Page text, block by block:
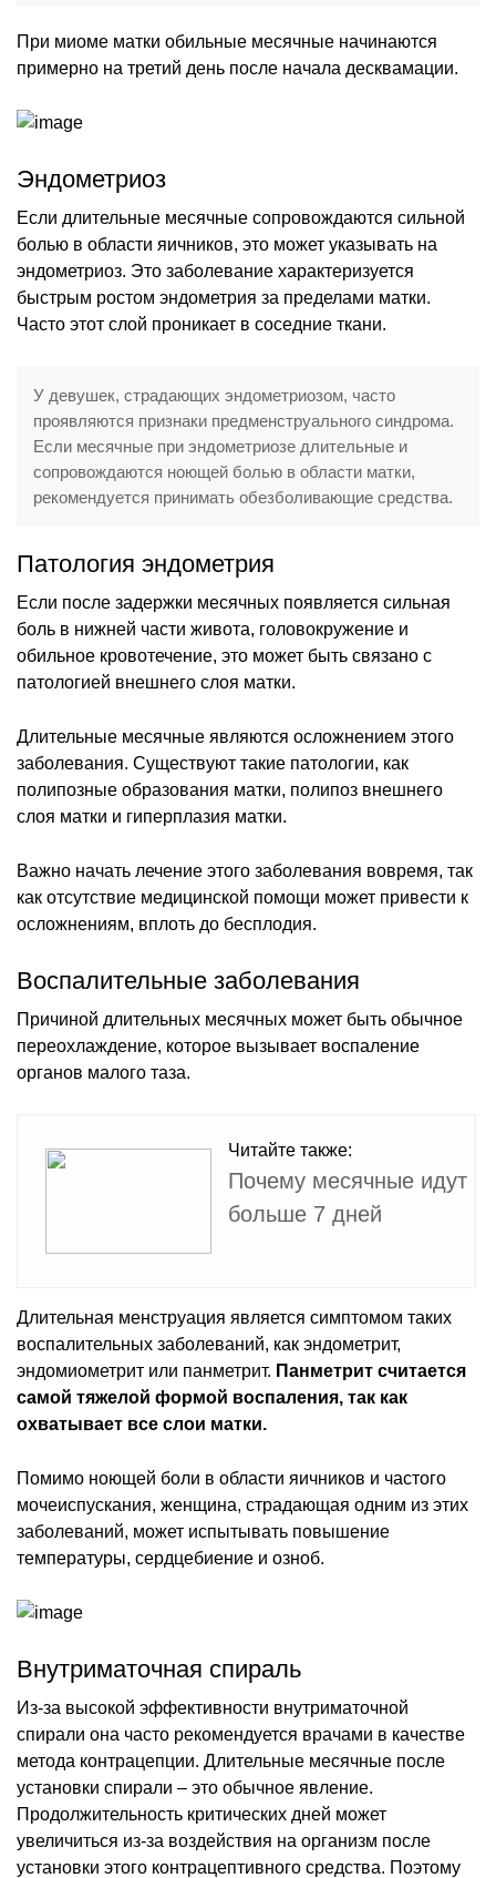
При миоме матки обильные месячные начинаются
примерно на третий день после начала десквамации.
Эндометриоз
Если длительные месячные сопровождаются сильной
болью в области яичников, это может указывать на
эндометриоз. Это заболевание характеризуется
быстрым ростом эндометрия за пределами матки.
Часто этот слой проникает в соседние ткани.
У девушек, страдающих эндометриозом, часто
проявляются признаки предменструального синдрома.
Если месячные при эндометриозе длительные и
сопровождаются ноющей болью в области матки,
рекомендуется принимать обезболивающие средства.
Патология эндометрия
Если после задержки месячных появляется сильная
боль в нижней части живота, головокружение и
обильное кровотечение, это может быть связано с
патологией внешнего слоя матки.
Длительные месячные являются осложнением этого
заболевания. Существуют такие патологии, как
полипозные образования матки, полипоз внешнего
слоя матки и гиперплазия матки.
Важно начать лечение этого заболевания вовремя, так
как отсутствие медицинской помощи может привести к
осложнениям, вплоть до бесплодия.
Воспалительные заболевания
Причиной длительных месячных может быть обычное
переохлаждение, которое вызывает воспаление
органов малого таза.
Читайте также:
Почему месячные идут
больше 7 дней
Длительная менструация является симптомом таких
воспалительных заболеваний, как эндометрит,
эндомиометрит или панметрит. Панметрит считается
самой тяжелой формой воспаления, так как
охватывает все слои матки.
Помимо ноющей боли в области яичников и частого
мочеиспускания, женщина, страдающая одним из этих
заболеваний, может испытывать повышение
температуры, сердцебиение и озноб.
Внутриматочная спираль
Из-за высокой эффективности внутриматочной
спирали она часто рекомендуется врачами в качестве
метода контрацепции. Длительные месячные после
установки спирали – это обычное явление.
Продолжительность критических дней может
увеличиться из-за воздействия на организм после
установки этого контрацептивного средства. Поэтому